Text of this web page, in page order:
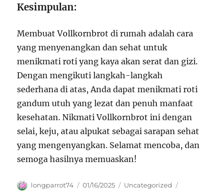
Kesimpulan:
Membuat Vollkornbrot di rumah adalah cara
yang menyenangkan dan sehat untuk
menikmati roti yang kaya akan serat dan gizi.
Dengan mengikuti langkah-langkah
sederhana di atas, Anda dapat menikmati roti
gandum utuh yang lezat dan penuh manfaat
kesehatan. Nikmati Vollkornbrot ini dengan
selai, keju, atau alpukat sebagai sarapan sehat
yang mengenyangkan. Selamat mencoba, dan
semoga hasilnya memuaskan!
Author
longparrot74
Posted
01/16/2025 Categories
Uncategorized